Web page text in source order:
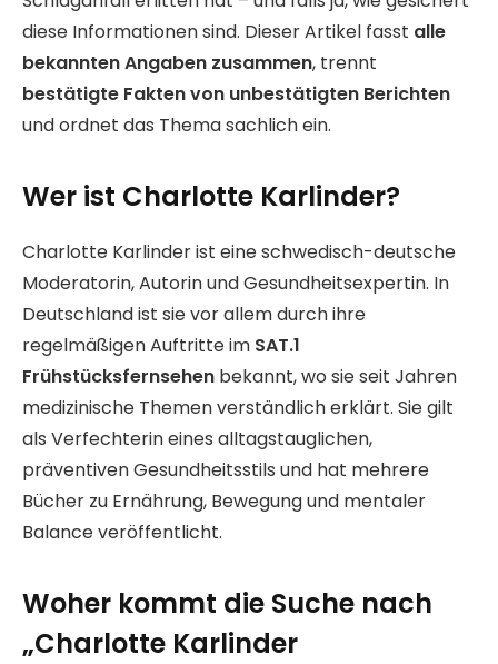
diese Informationen sind. Dieser Artikel fasst alle
bekannten Angaben zusammen, trennt
bestätigte Fakten von unbestätigten Berichten
und ordnet das Thema sachlich ein.
Wer ist Charlotte Karlinder?
Charlotte Karlinder ist eine schwedisch-deutsche
Moderatorin, Autorin und Gesundheitsexpertin. In
Deutschland ist sie vor allem durch ihre
regelmäßigen Auftritte im SAT.1
Frühstücksfernsehen bekannt, wo sie seit Jahren
medizinische Themen verständlich erklärt. Sie gilt
als Verfechterin eines alltagstauglichen,
präventiven Gesundheitsstils und hat mehrere
Bücher zu Ernährung, Bewegung und mentaler
Balance veröffentlicht.
Woher kommt die Suche nach
„Charlotte Karlinder